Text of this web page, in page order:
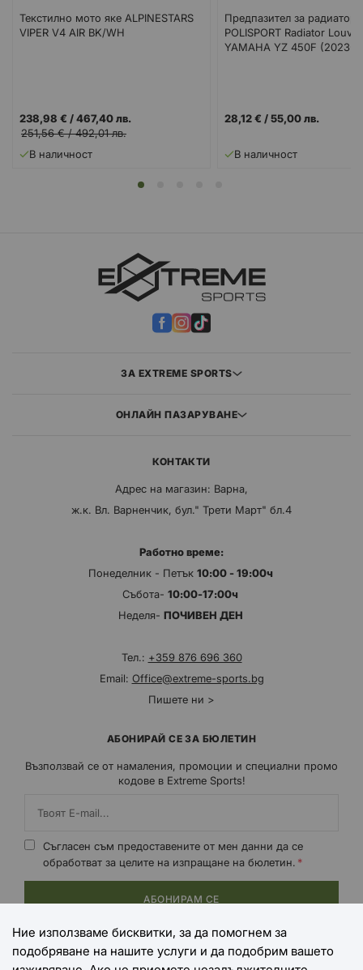
Текстилно мото яке ALPINESTARS
VIPER V4 AIR BK/WH
238,98 € /467,40 лв.
251,56 €/492,01 лв.
В наличност
Предпазител за радиатор
POLISPORT Radiator
YAMAHA YZ 450F (2023-
28,12 € /55,00 лв.
В наличност
ЗА EXTREME SPORTS
ОНЛАЙН ПАЗАРУВАНЕ
КОНТАКТИ
Адрес на магазин: Варна,
ж.к. Вл. Варненчик, бул." Трети Март" бл.4
Работно време:
Понеделник - Петък 10:00 - 19:00ч
Събота- 10:00-17:00ч
Неделя- ПОЧИВЕН ДЕН
Тел.: +359 876 696 360
Email: Office@extreme-sports.bg
Пишете ни >
АБОНИРАЙ СЕ ЗА БЮЛЕТИН
Възползвай се от намаления, промоции и специални промо
кодове в Extreme Sports!
Съгласен съм предоставените от мен данни да се
обработват за целите на изпращане на бюлетин.
АБОНИРАМ СЕ
НАЧИНИ НА ПЛАЩАНЕ
Ние използваме бисквитки, за да помогнем за
подобряване на нашите услуги и да подобрим вашето